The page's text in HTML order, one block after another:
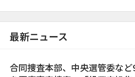
最新ニュース
合同捜査本部、中央選管委な